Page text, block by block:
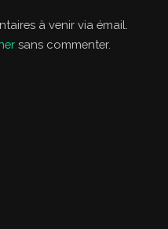
à venir via émail.
sans commenter.